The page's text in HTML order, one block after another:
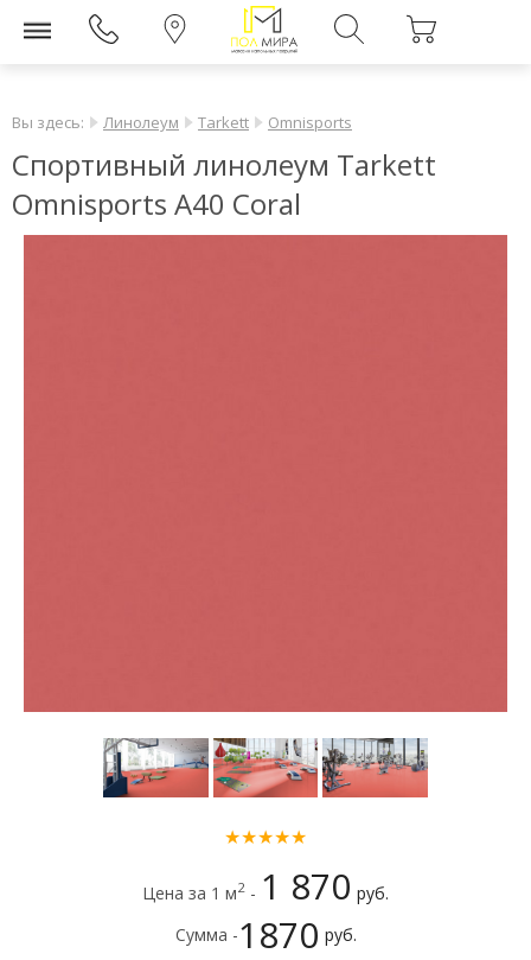
Вы здесь: Линолеум Tarkett Omnisports
Спортивный линолеум Tarkett
Omnisports А40 Coral
★★★★★
Цена за 1 м2 - 1 870 руб.
Сумма -1870 руб.